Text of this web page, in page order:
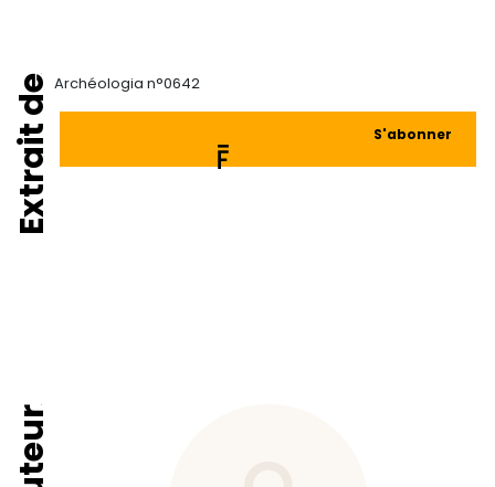
Extrait de Archéologia n°0642
S'abonner